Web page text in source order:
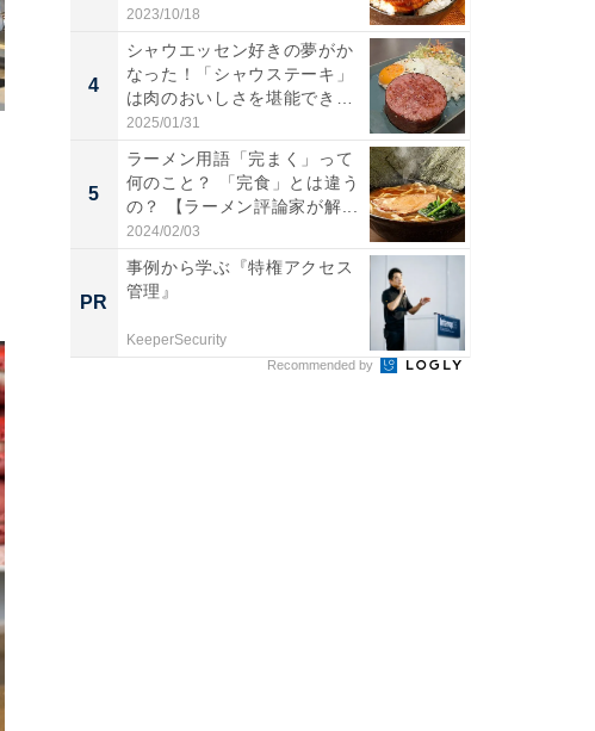
蒲...
2023/10/18
4
シャウエッセン好きの夢がか
なった！「シャウステーキ」
は肉のおいしさを堪能できる
絶...
2025/01/31
5
ラーメン用語「完まく」って
何のこと？ 「完食」とは違う
の？ 【ラーメン評論家が解...
2024/02/03
PR
事例から学ぶ『特権アクセス
管理』
KeeperSecurity
Recommended by